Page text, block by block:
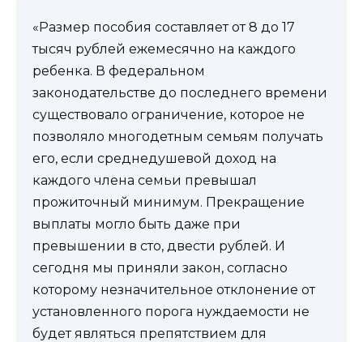
«Размер пособия составляет от 8 до 17
тысяч рублей ежемесячно на каждого
ребенка. В федеральном
законодательстве до последнего времени
существовало ограничение, которое не
позволяло многодетным семьям получать
его, если среднедушевой доход на
каждого члена семьи превышал
прожиточный минимум. Прекращение
выплаты могло быть даже при
превышении в сто, двести рублей. И
сегодня мы приняли закон, согласно
которому незначительное отклонение от
установленного порога нуждаемости не
будет являться препятствием для